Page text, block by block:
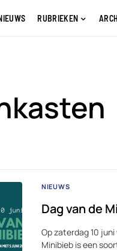
RUBRIEKEN
NIEUWS
Dag van de
Op zaterdag 10
Minibieb is een